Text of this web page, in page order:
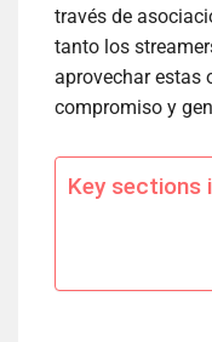
través de
tanto los
aprovechar estas
compromiso y
Key sections